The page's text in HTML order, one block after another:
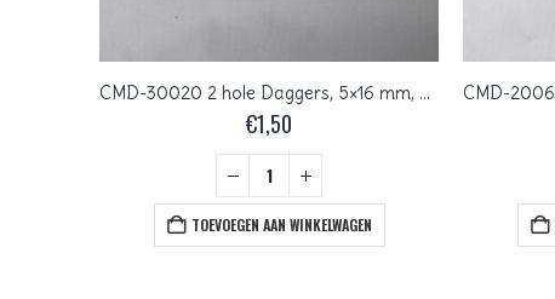
CMD-30020 2 hole Daggers, 5×16 mm, Czech Mates, Light Sapphire
€1,50
TOEVOEGEN AAN WINKELWAGEN